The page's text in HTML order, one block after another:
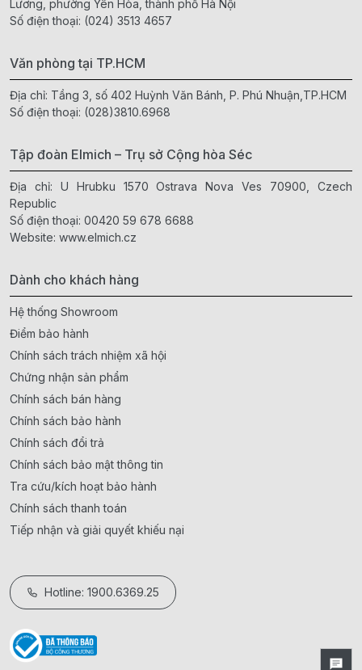
Lương, phường Yên Hòa, thành phố Hà Nội
Số điện thoại: (024) 3513 4657
Văn phòng tại TP.HCM
Địa chỉ: Tầng 3, số 402 Huỳnh Văn Bánh, P. Phú Nhuận,TP.HCM
Số điện thoại: (028)3810.6968
Tập đoàn Elmich – Trụ sở Cộng hòa Séc
Địa chỉ: U Hrubku 1570 Ostrava Nova Ves 70900, Czech
Republic
Số điện thoại: 00420 59 678 6688
Website: www.elmich.cz
Dành cho khách hàng
Hệ thống Showroom
Điểm bảo hành
Chính sách trách nhiệm xã hội
Chứng nhận sản phẩm
Chính sách bán hàng
Chính sách bảo hành
Chính sách đổi trả
Chính sách bảo mật thông tin
Tra cứu/kích hoạt bảo hành
Chính sách thanh toán
Tiếp nhận và giải quyết khiếu nại
Hotline: 1900.6369.25